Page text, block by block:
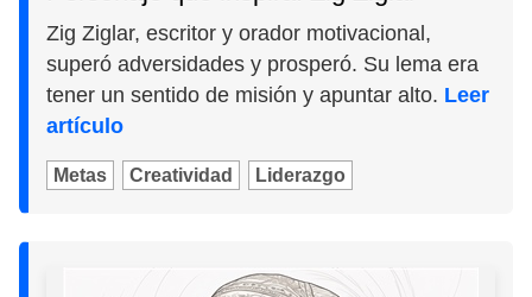
Zig Ziglar, escritor y orador motivacional,
superó adversidades y prosperó. Su lema era
tener un sentido de misión y apuntar alto. Leer
artículo
Metas Creatividad Liderazgo